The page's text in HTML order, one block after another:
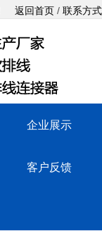
返回首页 / 联系方式
企业展示
客户反馈